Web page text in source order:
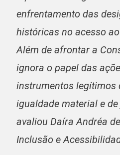
enfrentamento das
históricas no acesso
Além de afrontar a
ignora o papel das
instrumentos legítimos
igualdade material e
avaliou Daíra Andréa
Inclusão e